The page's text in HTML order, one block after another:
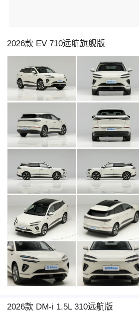
2026款 EV 710远航旗舰版
2026款 DM-i 1.5L 310远航版